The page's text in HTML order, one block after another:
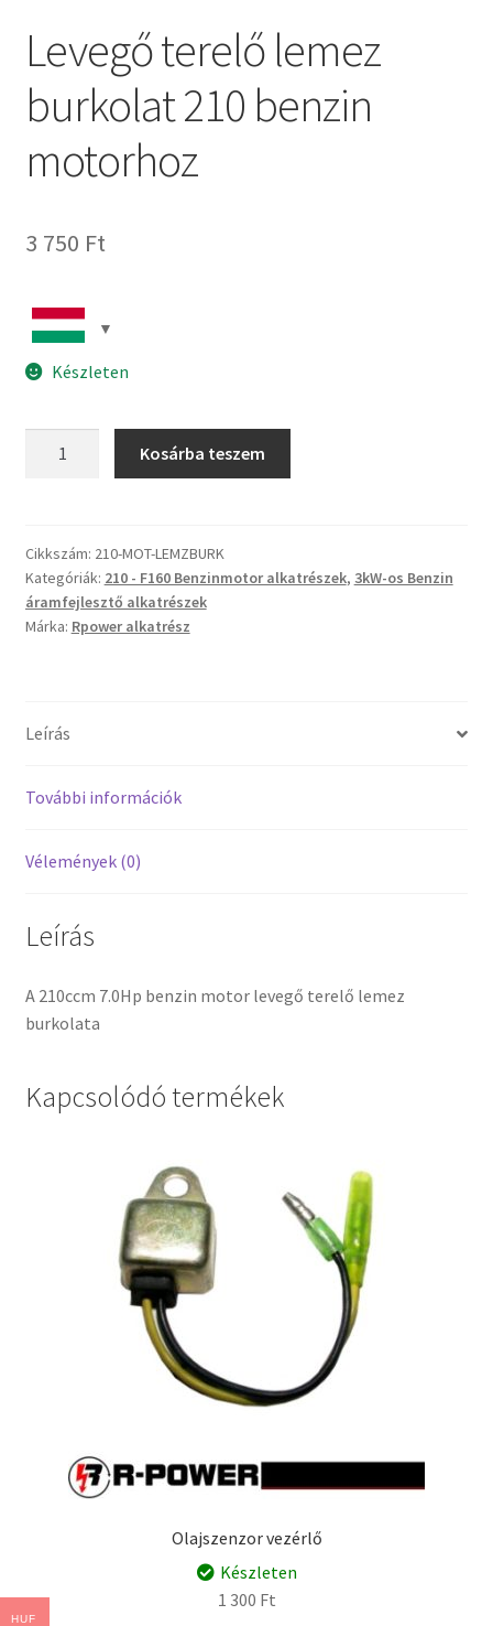
Levegő terelő lemez
burkolat 210 benzin
motorhoz
3 750 Ft
Készleten
210
benzin
motorhoz
mennyiség
Kosárba teszem
Cikkszám: 210-MOT-LEMZBURK
Kategóriák: 210 - F160 Benzinmotor alkatrészek, 3kW-os Benzin
áramfejlesztő alkatrészek
Márka: Rpower alkatrész
Leírás
További információk
Vélemények (0)
Leírás
A 210ccm 7.0Hp benzin motor levegő terelő lemez
burkolata
Kapcsolódó termékek
Olajszenzor vezérlő
Készleten
1 300 Ft
HUF